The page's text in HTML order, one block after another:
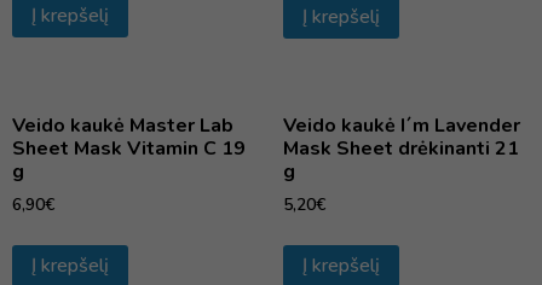
Į krepšelį Į krepšelį
Veido kaukė Master Lab
Sheet Mask Vitamin C 19
g
6,90€
Į krepšelį
Veido kaukė I´m Lavender
Mask Sheet drėkinanti 21
g
5,20€
Į krepšelį